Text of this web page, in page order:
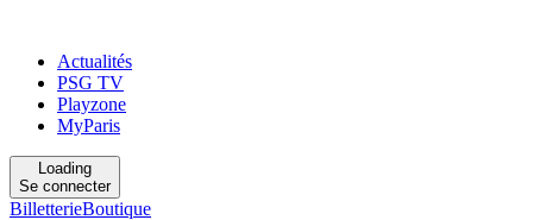
Actualités
PSG TV
Playzone
MyParis
Loading
Se connecter
BilletterieBoutique